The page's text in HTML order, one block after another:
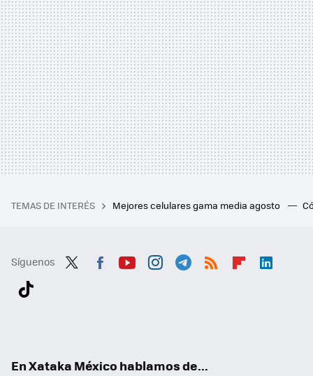
TEMAS DE INTERÉS Mejores celulares gama media agosto
Síguenos
En Xataka México hablamos de...